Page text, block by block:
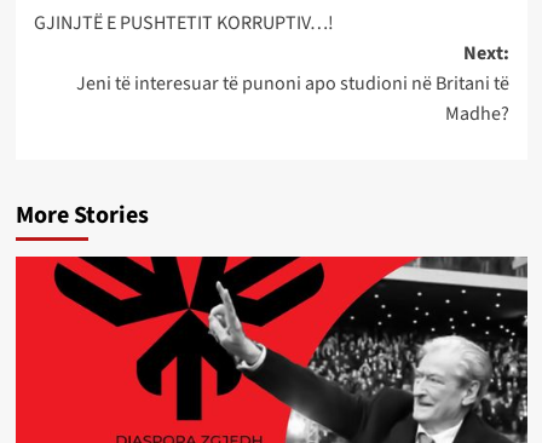
navigation
GJINJTË E PUSHTETIT KORRUPTIV…!
Next:
Jeni të interesuar të punoni apo studioni në Britani të
Madhe?
More Stories